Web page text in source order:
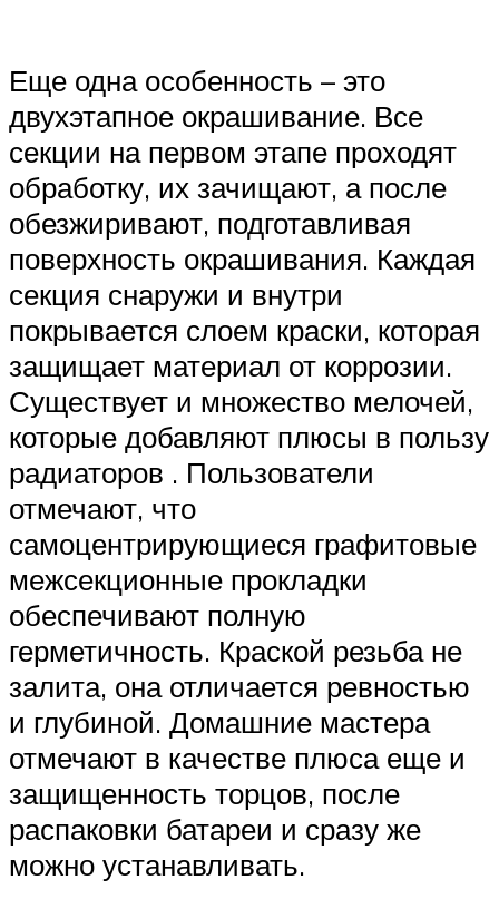
Еще одна особенность – это
двухэтапное окрашивание. Все
секции на первом этапе проходят
обработку, их зачищают, а после
обезжиривают, подготавливая
поверхность окрашивания. Каждая
секция снаружи и внутри
покрывается слоем краски, которая
защищает материал от коррозии.
Существует и множество мелочей,
которые добавляют плюсы в пользу
радиаторов . Пользователи
отмечают, что
самоцентрирующиеся графитовые
межсекционные прокладки
обеспечивают полную
герметичность. Краской резьба не
залита, она отличается ревностью
и глубиной. Домашние мастера
отмечают в качестве плюса еще и
защищенность торцов, после
распаковки батареи и сразу же
можно устанавливать.